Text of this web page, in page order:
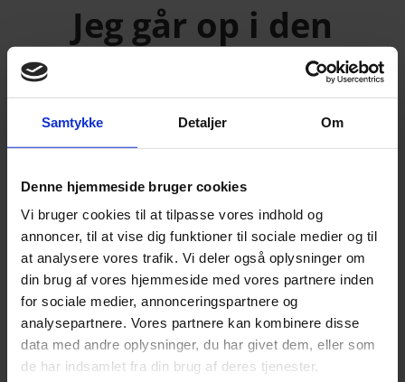
Samtykke Detaljer Om
Denne hjemmeside bruger cookies
Vi bruger cookies til at tilpasse vores indhold og
annoncer, til at vise dig funktioner til sociale medier og til
at analysere vores trafik. Vi deler også oplysninger om
din brug af vores hjemmeside med vores partnere inden
for sociale medier, annonceringspartnere og
analysepartnere. Vores partnere kan kombinere disse
data med andre oplysninger, du har givet dem, eller som
de har indsamlet fra din brug af deres tjenester.
Jeg går op i den
gode oplevelse
samarbejde
Du ejer 100%
produktet
Mange er ikke klar over, at når de
køber en hjemmeside, så er det
faktisk ikke køberen der ejer den.